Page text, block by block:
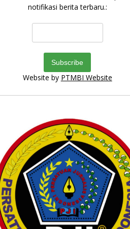
notifikasi berita terbaru.:
Website by PTMBI Website